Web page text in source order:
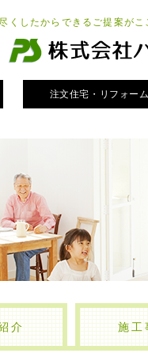
くしたからできるご提案がこ
注文住宅・リフォーム
介 施工